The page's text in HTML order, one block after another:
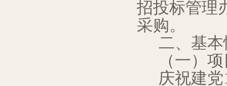
招投标管理
采购。
二、基
（一）
庆祝建党